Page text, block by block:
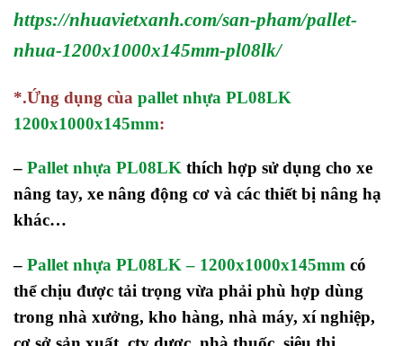
https://nhuavietxanh.com/san-pham/pallet-
nhua-1200x1000x145mm-pl08lk/
*.Ứng dụng cùa pallet nhựa PL08LK
1200x1000x145mm:
– Pallet nhựa PL08LK thích hợp sử dụng cho xe
nâng tay, xe nâng động cơ và các thiết bị nâng hạ
khác…
– Pallet nhựa PL08LK – 1200x1000x145mm có
thể chịu được tải trọng vừa phải phù hợp dùng
trong nhà xưởng, kho hàng, nhà máy, xí nghiệp,